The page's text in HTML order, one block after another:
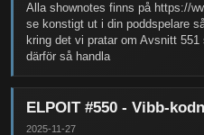
Alla shownotes finns på https://
se konstigt ut i din poddspelare
kring det vi pratar om Avsnitt
därför så handla
ELPOIT #550 - Vibb-
2025-11-27